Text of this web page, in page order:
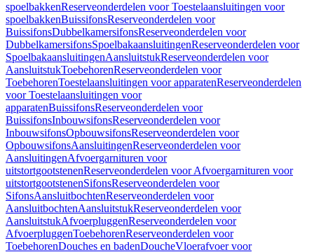
spoelbakkenReserveonderdelen voor Toestelaansluitingen voor
spoelbakkenBuissifonsReserveonderdelen voor
BuissifonsDubbelkamersifonsReserveonderdelen voor
DubbelkamersifonsSpoelbakaansluitingenReserveonderdelen voor
SpoelbakaansluitingenAansluitstukReserveonderdelen voor
AansluitstukToebehorenReserveonderdelen voor
ToebehorenToestelaansluitingen voor apparatenReserveonderdelen
voor Toestelaansluitingen voor
apparatenBuissifonsReserveonderdelen voor
BuissifonsInbouwsifonsReserveonderdelen voor
InbouwsifonsOpbouwsifonsReserveonderdelen voor
OpbouwsifonsAansluitingenReserveonderdelen voor
AansluitingenAfvoergarnituren voor
uitstortgootstenenReserveonderdelen voor Afvoergarnituren voor
uitstortgootstenenSifonsReserveonderdelen voor
SifonsAansluitbochtenReserveonderdelen voor
AansluitbochtenAansluitstukReserveonderdelen voor
AansluitstukAfvoerpluggenReserveonderdelen voor
AfvoerpluggenToebehorenReserveonderdelen voor
ToebehorenDouches en badenDoucheVloerafvoer voor